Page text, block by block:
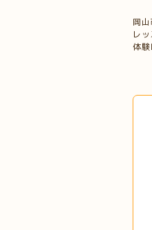
岡
レ
体験